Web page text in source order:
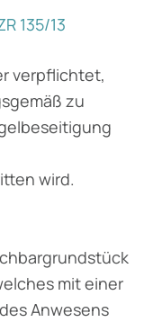
135/13
verpflichtet,
zu
wird.
mit einer
Anwesens